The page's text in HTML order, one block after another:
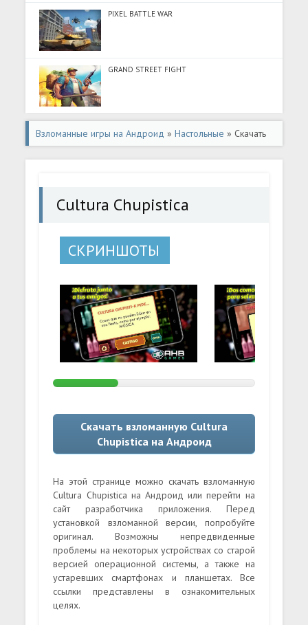
PIXEL BATTLE WAR
GRAND STREET FIGHT
Взломанные игры на Андроид »Настольные » Скачать
Cultura Chupistica (Много денег) на Андроид
Cultura Chupistica
СКРИНШОТЫ
Скачать взломанную Cultura
Chupistica на Андроид
На этой странице можно скачать взломанную
Cultura Chupistica на Андроид или перейти на
сайт разработчика приложения. Перед
установкой взломанной версии, попробуйте
оригинал. Возможны непредвиденные
проблемы на некоторых устройствах со старой
версией операционной системы, а также на
устаревших смартфонах и планшетах. Все
ссылки представлены в ознакомительных
целях.